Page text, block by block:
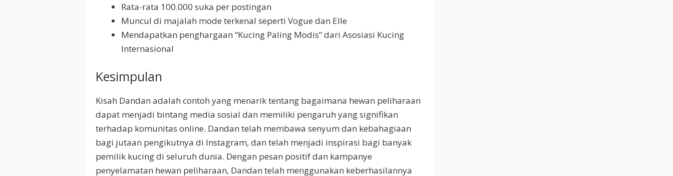
Rata-rata 100.000 suka per postingan
Muncul di majalah mode terkenal seperti Vogue dan Elle
Mendapatkan penghargaan “Kucing Paling Modis” dari Asosiasi Kucing
Internasional
Kesimpulan
Kisah Dandan adalah contoh yang menarik tentang bagaimana hewan peliharaan
dapat menjadi bintang media sosial dan memiliki pengaruh yang signifikan
terhadap komunitas online. Dandan telah membawa senyum dan kebahagiaan
bagi jutaan pengikutnya di Instagram, dan telah menjadi inspirasi bagi banyak
pemilik kucing di seluruh dunia. Dengan pesan positif dan kampanye
penyelamatan hewan peliharaan, Dandan telah menggunakan keberhasilannya